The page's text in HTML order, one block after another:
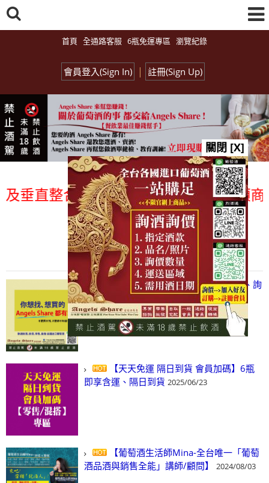
首頁 全通路客服 6瓶免運專區 瀏覽紀錄
會員登入(Sign In) | 註冊(Sign Up)
直整合、一次購足」各國進口酒類商
總覽-促銷&活動
all events
【凡酒問Angels Share】線上選酒、詢
(尋)酒、詢價、零售、批發，看這裡!
2024/03/01
【天天免運 隔日到貨 會員加碼】6瓶
即享含運、隔日到貨 2025/06/23
【葡萄酒生活師Mina-全台唯一「葡萄
酒品酒與銷售全能」講師/顧問】
2024/08/03
關閉 [X]